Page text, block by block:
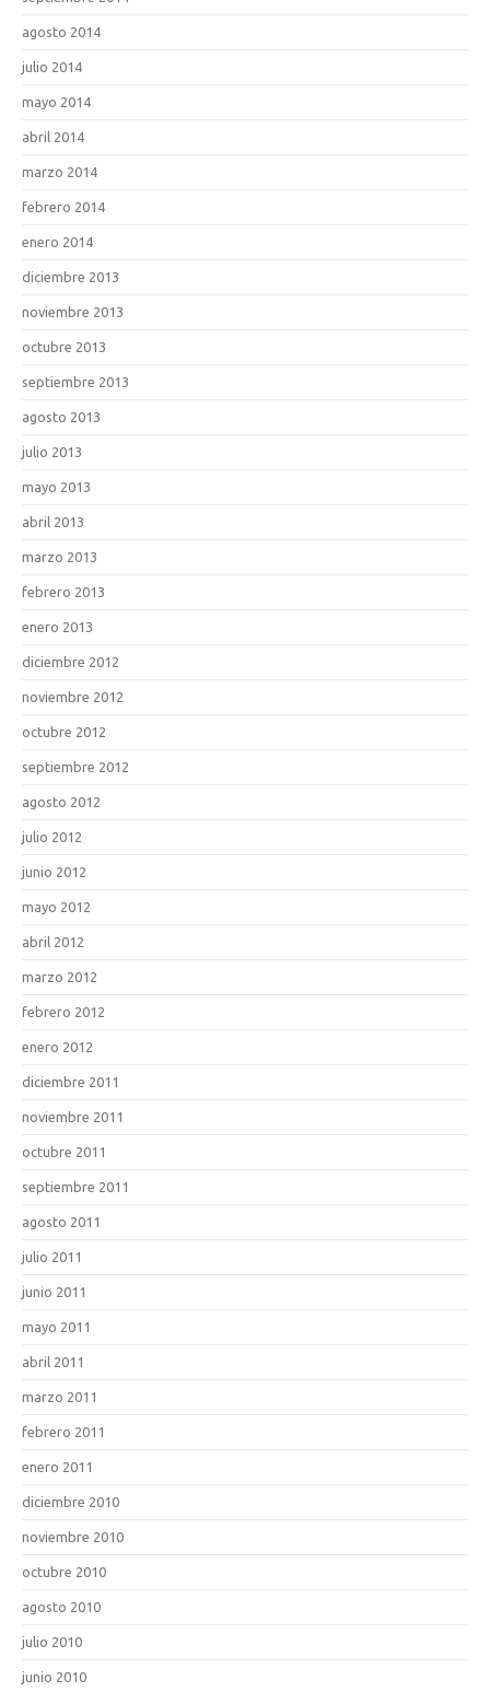
agosto 2014
julio 2014
mayo 2014
abril 2014
marzo 2014
febrero 2014
enero 2014
diciembre 2013
noviembre 2013
octubre 2013
septiembre 2013
agosto 2013
julio 2013
mayo 2013
abril 2013
marzo 2013
febrero 2013
enero 2013
diciembre 2012
noviembre 2012
octubre 2012
septiembre 2012
agosto 2012
julio 2012
junio 2012
mayo 2012
abril 2012
marzo 2012
febrero 2012
enero 2012
diciembre 2011
noviembre 2011
octubre 2011
septiembre 2011
agosto 2011
julio 2011
junio 2011
mayo 2011
abril 2011
marzo 2011
febrero 2011
enero 2011
diciembre 2010
noviembre 2010
octubre 2010
agosto 2010
julio 2010
junio 2010